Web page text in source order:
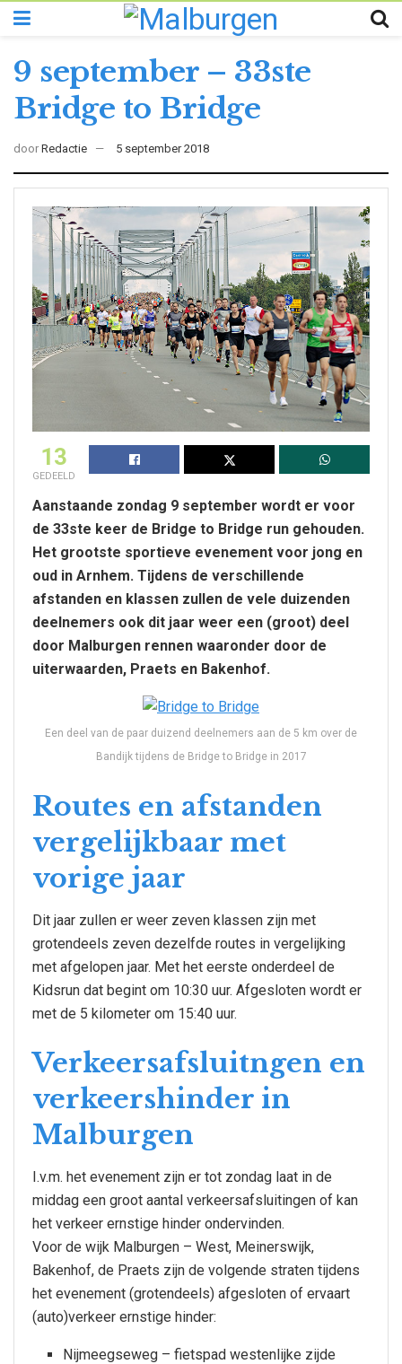
9 september – 33ste
Bridge to Bridge
door Redactie 5 september 2018
13
GEDEELD
Aanstaande zondag 9 september wordt er voor
de 33ste keer de Bridge to Bridge run gehouden.
Het grootste sportieve evenement voor jong en
oud in Arnhem. Tijdens de verschillende
afstanden en klassen zullen de vele duizenden
deelnemers ook dit jaar weer een (groot) deel
door Malburgen rennen waaronder door de
uiterwaarden, Praets en Bakenhof.
Een deel van de paar duizend deelnemers aan de 5 km over de
Bandijk tijdens de Bridge to Bridge in 2017
Routes en afstanden
vergelijkbaar met
vorige jaar
Dit jaar zullen er weer zeven klassen zijn met
grotendeels zeven dezelfde routes in vergelijking
met afgelopen jaar. Met het eerste onderdeel de
Kidsrun dat begint om 10:30 uur. Afgesloten wordt er
met de 5 kilometer om 15:40 uur.
Verkeersafsluitngen en
verkeershinder in
Malburgen
I.v.m. het evenement zijn er tot zondag laat in de
middag een groot aantal verkeersafsluitingen of kan
het verkeer ernstige hinder ondervinden.
Voor de wijk Malburgen – West, Meinerswijk,
Bakenhof, de Praets zijn de volgende straten tijdens
het evenement (grotendeels) afgesloten of ervaart
(auto)verkeer ernstige hinder:
Nijmeegseweg – fietspad westenlijke zijde